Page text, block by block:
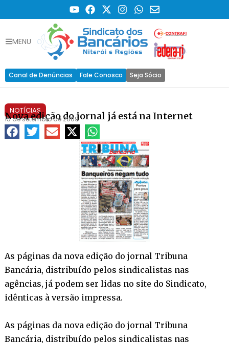
MENU
Canal de Denúncias Fale Conosco Seja Sócio
NOTÍCIAS
Nova edição do jornal já está na Internet
15 de setembro de 2009
As páginas da nova edição do jornal Tribuna
Bancária, distribuído pelos sindicalistas nas
agências, já podem ser lidas no site do Sindicato,
idênticas à versão impressa.
As páginas da nova edição do jornal Tribuna
Bancária, distribuído pelos sindicalistas nas